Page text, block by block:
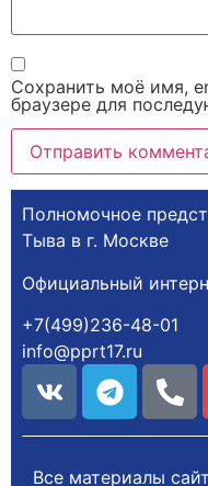
Сохранить моё имя,
браузере для
Полномочное
Тыва в г. Москве
Официальный
+7(499)236-48-01
info@pprt17.ru
Все материалы